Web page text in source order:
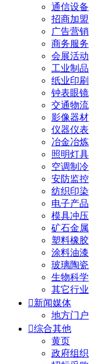
通信设备
招商加盟
广告营销
商务服务
会展活动
工业制品
纸业印刷
钟表眼镜
交通物流
影像器材
仪器仪表
冶金冶炼
照明灯具
空调制冷
安防监控
纺织印染
电子产品
模具冲压
矿石金属
塑料橡胶
涂料油漆
玻璃陶瓷
生物科学
其它行业
新闻媒体
地方门户
综合其他
黄页
政府组织